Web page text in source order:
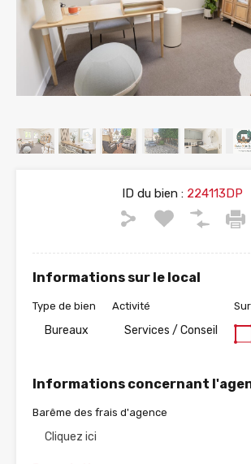
ID du bien :224113DP
Informations sur le local
Type de bien
Bureaux
Activité
Services / Conseil
Informations concernant
Barême des frais d'agence
Cliquez ici